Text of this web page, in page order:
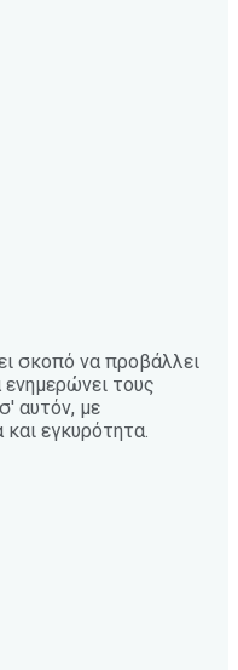
σκοπό να προβάλλει
τους
αυτόν, με
και εγκυρότητα.